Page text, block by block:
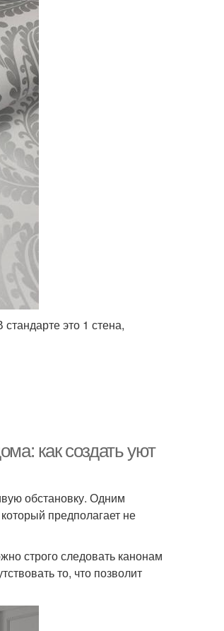
это 1 стена,
как создать уют
обстановку. Одним
предполагает не
строго следовать канонам
то, что позволит